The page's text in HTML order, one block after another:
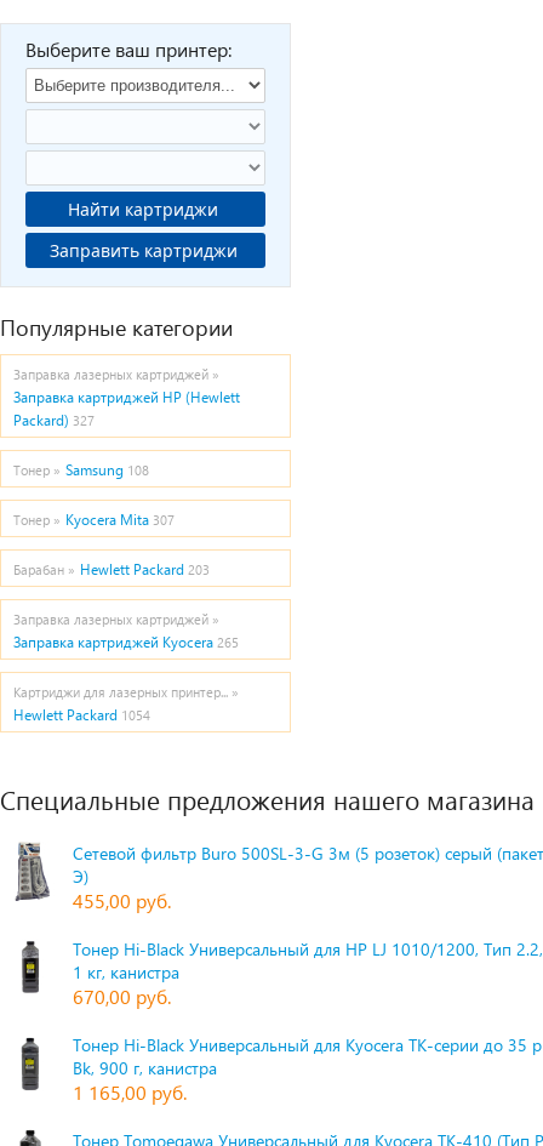
Выберите ваш принтер:
Найти картриджи
Заправить картриджи
Популярные категории
Заправка лазерных картриджей »
Заправка картриджей HP (Hewlett
Packard) 327
Тонер » Samsung 108
Тонер » Kyocera Mita 307
Барабан » Hewlett Packard 203
Заправка лазерных картриджей »
Заправка картриджей Kyocera 265
Картриджи для лазерных принтер... »
Hewlett Packard 1054
Специальные предложения нашего магазина
Сетевой фильтр Buro 500SL-3-G 3м (5 розеток) серый
Э)
455,00 руб.
Тонер Hi-Black Универсальный для HP LJ 1010/1200, Тип
1 кг, канистра
670,00 руб.
Тонер Hi-Black Универсальный для Kyocera TK-серии до 35
Bk, 900 г, канистра
1 165,00 руб.
Тонер Tomoegawa Универсальный для Kyocera TK-410 (Тип